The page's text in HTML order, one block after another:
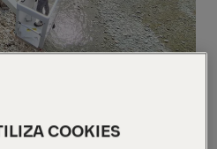
COOKIES